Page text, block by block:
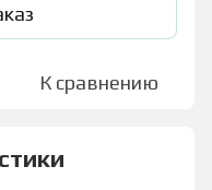
К сравнению